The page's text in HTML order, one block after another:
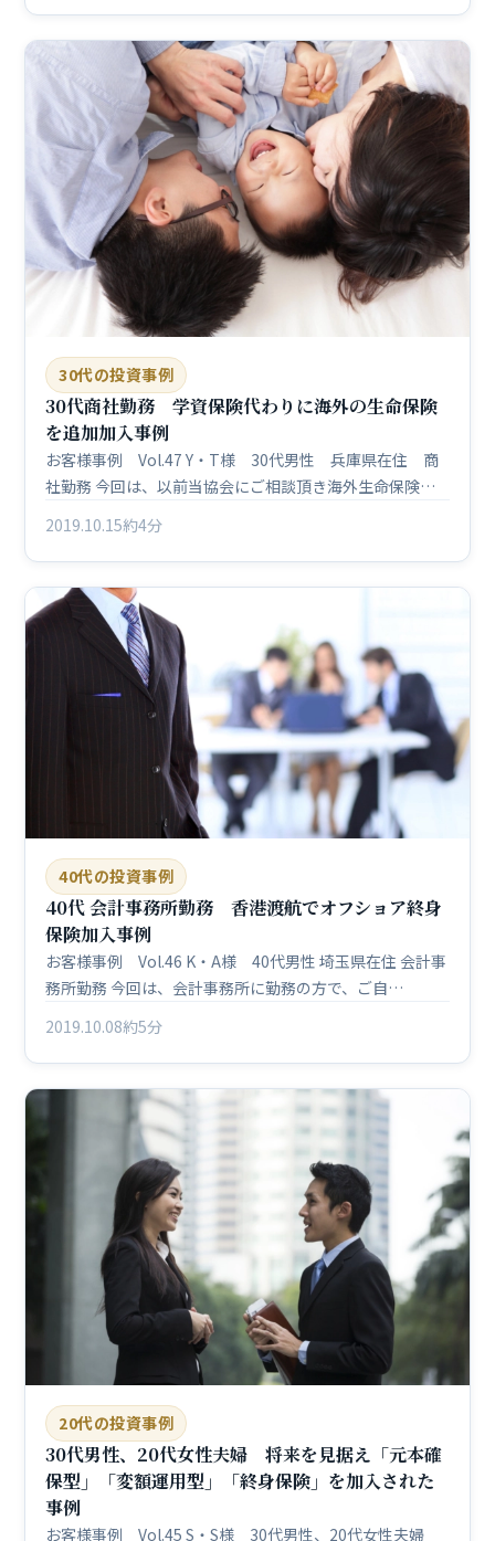
30代の投資事例
30代商社勤務 学資保険代わりに海外の生命保険
を追加加入事例
お客様事例 Vol.47 Y・T様 30代男性 兵庫県在住 商
社勤務 今回は、以前当協会にご相談頂き海外生命保険…
2019.10.15約4分
40代の投資事例
40代 会計事務所勤務 香港渡航でオフショア終身
保険加入事例
お客様事例 Vol.46 K・A様 40代男性 埼玉県在住 会計事
務所勤務 今回は、会計事務所に勤務の方で、ご自…
2019.10.08約5分
20代の投資事例
30代男性、20代女性夫婦 将来を見据え「元本確
保型」「変額運用型」「終身保険」を加入された
事例
お客様事例 Vol.45 S・S様 30代男性、20代女性夫婦